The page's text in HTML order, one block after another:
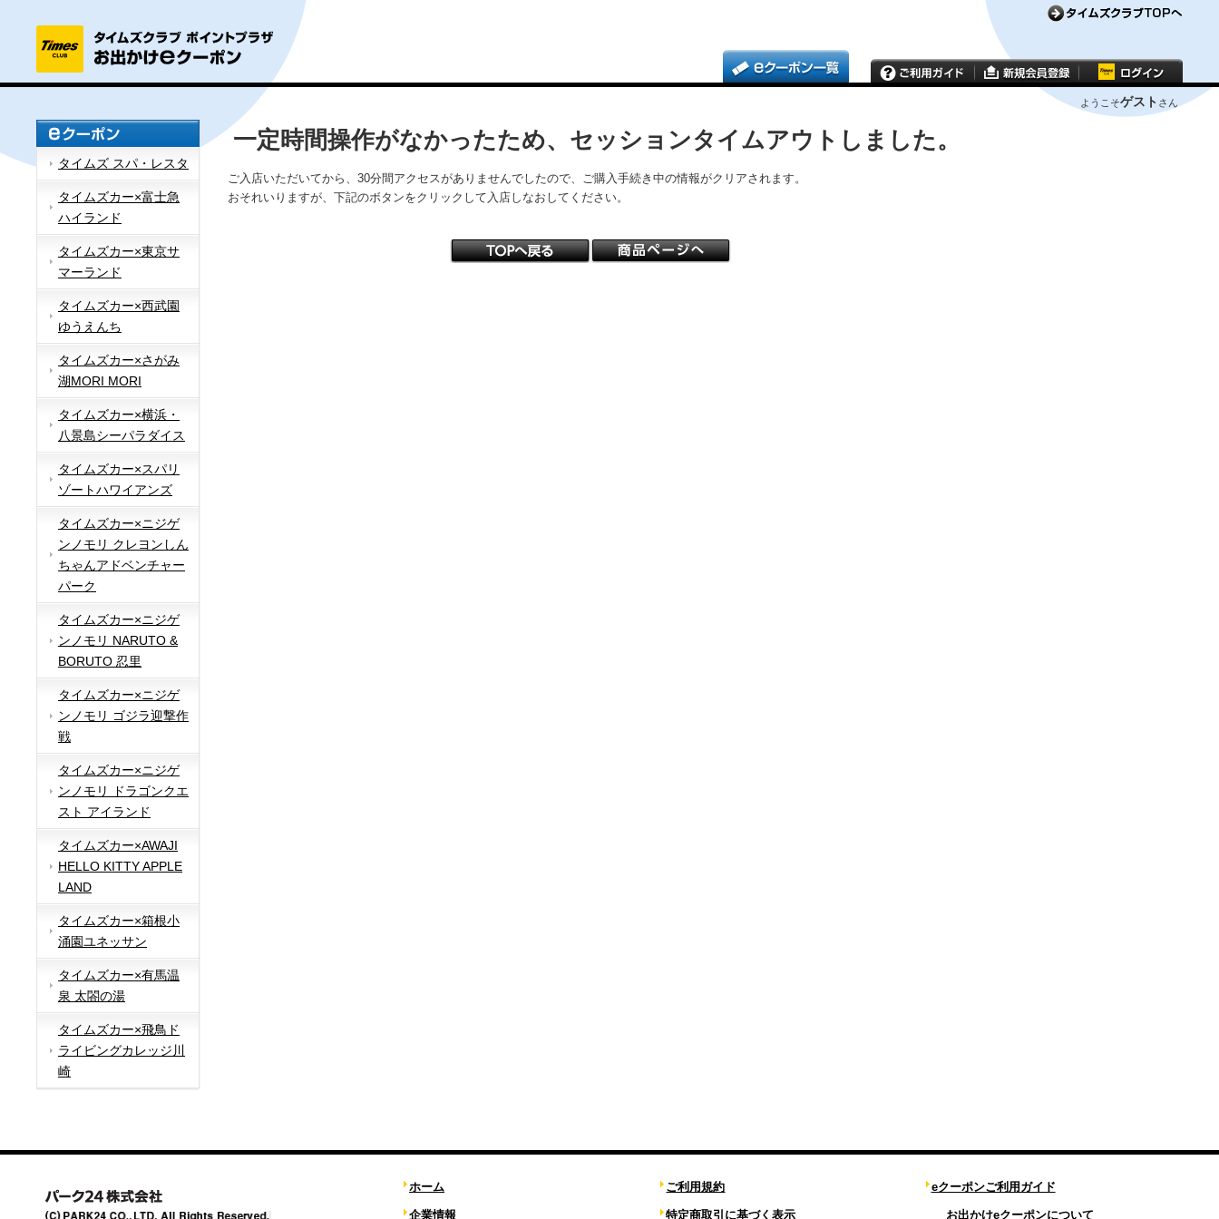
ようこそゲスト さん
タイムズ スパ・レスタ
タイムズカー×富士急
ハイランド
タイムズカー×東京サ
マーランド
タイムズカー×西武園
ゆうえんち
タイムズカー×さがみ
湖MORI MORI
タイムズカー×横浜・
八景島シーパラダイス
タイムズカー×スパリ
ゾートハワイアンズ
タイムズカー×ニジゲ
ンノモリ クレヨンしん
ちゃんアドベンチャー
パーク
タイムズカー×ニジゲ
ンノモリ NARUTO &
BORUTO 忍里
タイムズカー×ニジゲ
ンノモリ ゴジラ迎撃作
戦
タイムズカー×ニジゲ
ンノモリ ドラゴンクエ
スト アイランド
タイムズカー×AWAJI
HELLO KITTY APPLE
LAND
タイムズカー×箱根小
涌園ユネッサン
タイムズカー×有馬温
泉 太閤の湯
タイムズカー×飛鳥ド
ライビングカレッジ川
崎
一定時間操作がなかったため、セッションタイムアウトしました。
ご入店いただいてから、30分間アクセスがありませんでしたので、ご購入手続き中の情報がクリアされます。
おそれいりますが、下記のボタンをクリックして入店しなおしてください。
ホーム
企業情報
ご利用規約
特定商取引に基づく表示
eクーポンご利用ガイド
お出かけeクーポンについて